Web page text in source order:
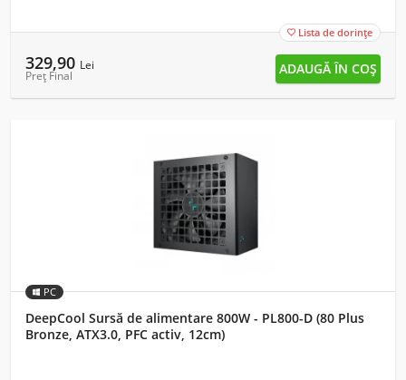
 Lista de dorințe
329,90 Lei
Preț Final
PC
DeepCool Sursă de alimentare 800W - PL800-D (80 Plus
Bronze, ATX3.0, PFC activ, 12cm)